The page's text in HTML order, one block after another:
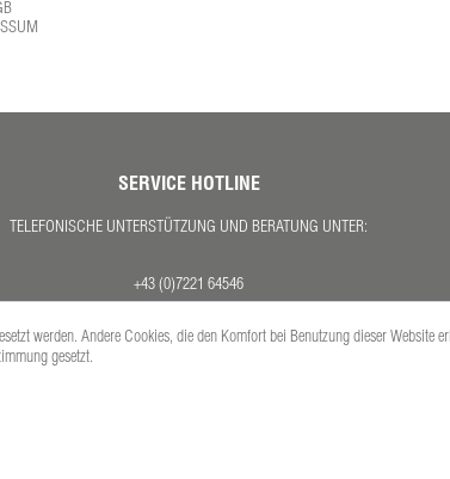
SERVICE HOTLINE
TELEFONISCHE UNTERSTÜTZUNG UND BERATUNG UNTER:
+43 (0)7221 64546
FR. 08:00 - 12:30 UHR
werden. Andere Cookies, die den Komfort bei Benutzung dieser Website
gesetzt.